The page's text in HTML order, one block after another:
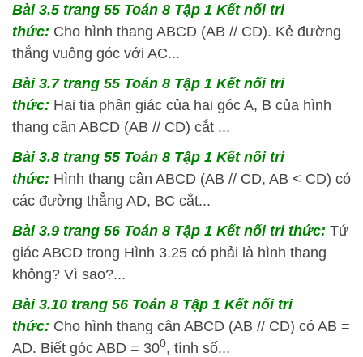
Bài 3.5 trang 55 Toán 8 Tập 1 Kết nối tri
thức: Cho hình thang ABCD (AB // CD). Kẻ đường
thẳng vuông góc với AC...
Bài 3.7 trang 55 Toán 8 Tập 1 Kết nối tri
thức: Hai tia phân giác của hai góc A, B của hình
thang cân ABCD (AB // CD) cắt ...
Bài 3.8 trang 55 Toán 8 Tập 1 Kết nối tri
thức: Hình thang cân ABCD (AB // CD, AB < CD) có
các đường thẳng AD, BC cắt...
Bài 3.9 trang 56 Toán 8 Tập 1 Kết nối tri thức: Tứ
giác ABCD trong Hình 3.25 có phải là hình thang
không? Vì sao?...
Bài 3.10 trang 56 Toán 8 Tập 1 Kết nối tri
thức: Cho hình thang cân ABCD (AB // CD) có AB =
AD. Biết góc ABD = 300, tính số...